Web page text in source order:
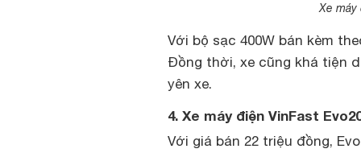
Xe máy
Với bộ sạc 400W bán kèm
Đồng thời, xe cũng khá tiện
yên xe.
4. Xe máy điện VinFast
Với giá bán 22 triệu đồng,